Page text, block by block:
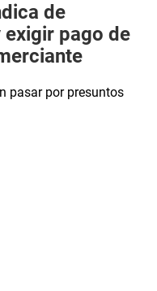
de
exigir pago de
pasar por presuntos